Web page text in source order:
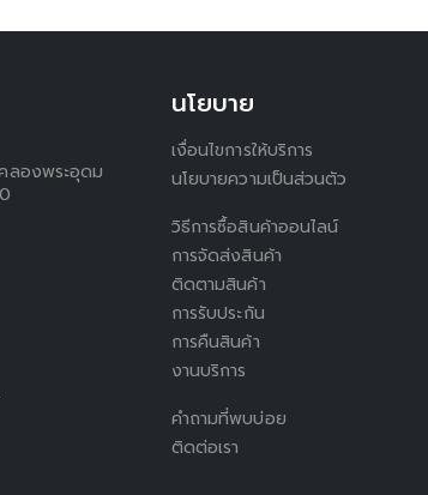
ลองพระอุดม
นโยบาย
เงื่อนไขการให้บริการ
นโยบายความเป็นส่วนตัว
วิธีการซื้อสินค้าออนไลน์
การจัดส่งสินค้า
ติดตามสินค้า
การรับประกัน
การคืนสินค้า
งานบริการ
คำถามที่พบบ่อย
ติดต่อเรา